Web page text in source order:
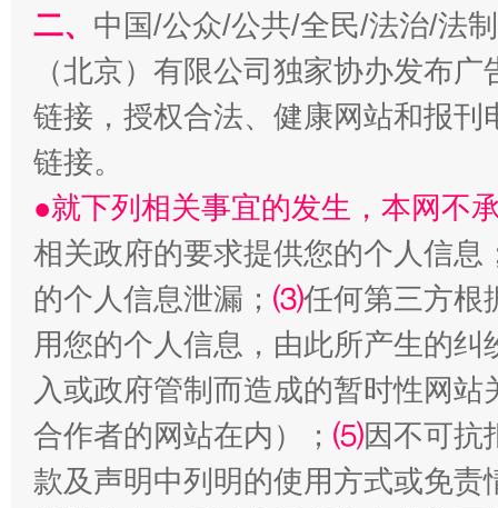
受贿1.44亿！段成刚被判无期 从幼
二、 中国/公众/公共/全民/法治/法
（北京）有限公司独家协办发布
链接，授权合法、健康网站和报
链接。
●就下列相关事宜的发生，本网不
相关政府的要求提供您的个人信息
的个人信息泄漏； ⑶任何第三方根
用您的个人信息，由此所产生的纠
入或政府管制而造成的暂时性网
合作者的网站在内）； ⑸因不可抗
款及声明中列明的使用方式或免责